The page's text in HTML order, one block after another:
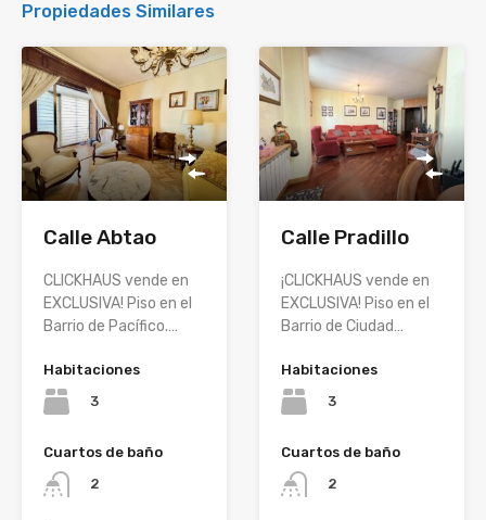
Propiedades Similares
Calle Abtao
CLICKHAUS vende en
EXCLUSIVA! Piso en el
Barrio de Pacífico.…
Habitaciones
3
Cuartos de baño
2
Calle Pradillo
¡CLICKHAUS vende en
EXCLUSIVA! Piso en el
Barrio de Ciudad…
Habitaciones
3
Cuartos de baño
2